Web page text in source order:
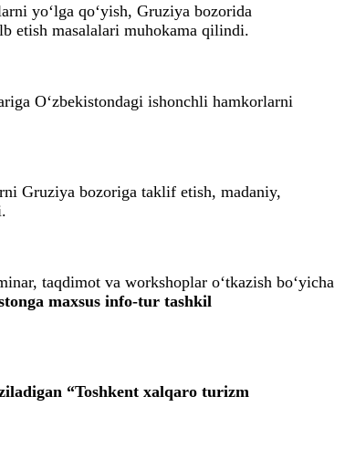
yo‘lga qo‘yish, Gruziya bozorida
etish masalalari muhokama qilindi.
O‘zbekistondagi ishonchli hamkorlarni
Gruziya bozoriga taklif etish, madaniy,
taqdimot va workshoplar o‘tkazish bo‘yicha
maxsus info-tur tashkil
“Toshkent xalqaro turizm